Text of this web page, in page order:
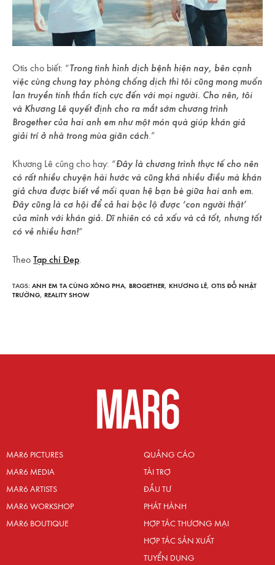
Otis cho biết: “Trong tình hình dịch bệnh hiện nay, bên cạnh
việc cùng chung tay phòng chống dịch thì tôi cũng mong muốn
lan truyền tinh thần tích cực đến với mọi người. Cho nên, tôi
và Khương Lê quyết định cho ra mắt sớm chương trình
Brogether của hai anh em như một món quà giúp khán giả
giải trí ở nhà trong mùa giãn cách.”
Khương Lê cũng cho hay: “Đây là chương trình thực tế cho nên
có rất nhiều chuyện hài hước và cũng khá nhiều điều mà khán
giả chưa được biết về mối quan hệ bạn bè giữa hai anh em.
Đây cũng là cơ hội để cả hai bộc lộ được ‘con người thật’
của mình với khán giả. Dĩ nhiên có cả xấu và cả tốt, nhưng tốt
có vẻ nhiều hơn!“
TheoTạp chí Đẹp.
TAGS: ANH EM TA CÙNG XÔNG PHA, BROGETHER, KHƯƠNG LÊ, OTIS ĐỖ NHẬT
TRƯỜNG, REALITY SHOW
MAR6 PICTURES
MAR6 MEDIA
MAR6 ARTISTS
MAR6 WORKSHOP
MAR6 BOUTIQUE
QUẢNG CÁO
TÀI TRỢ
ĐẦU TƯ
PHÁT HÀNH
HỢP TÁC THƯƠNG MẠI
HỢP TÁC SẢN XUẤT
TUYỂN DỤNG